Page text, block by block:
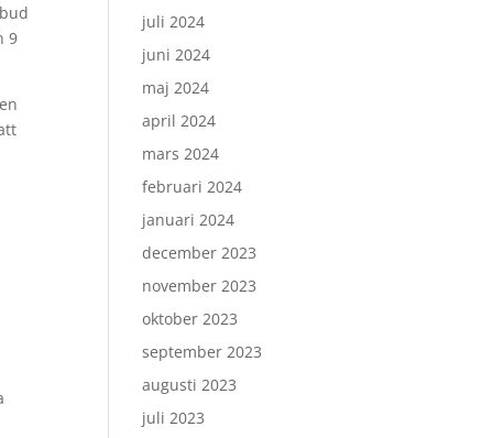
9
juli 2024
juni 2024
maj 2024
april 2024
mars 2024
februari 2024
januari 2024
december 2023
november 2023
oktober 2023
september 2023
augusti 2023
juli 2023